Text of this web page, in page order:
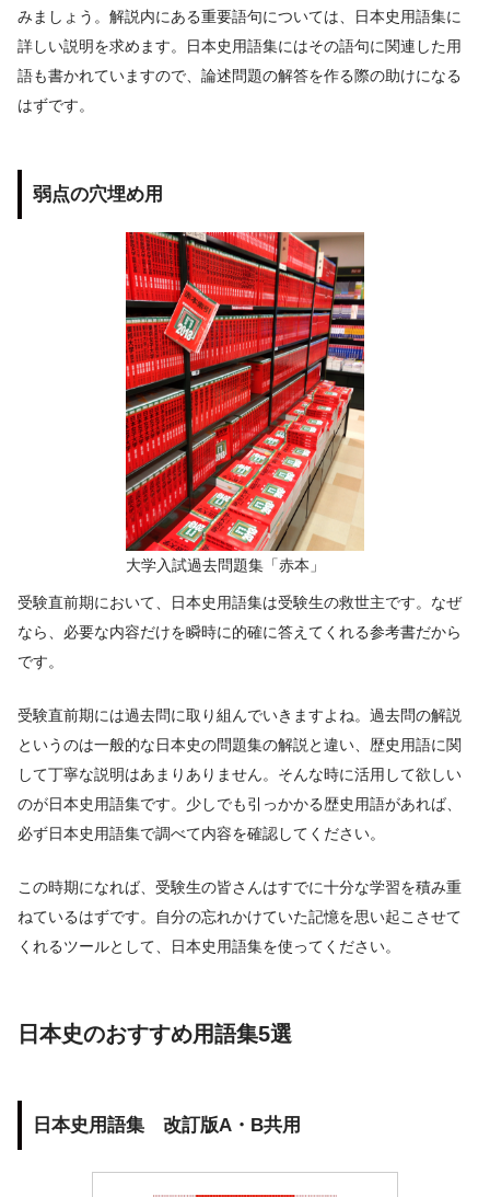
みましょう。解説内にある重要語句については、日本史用語集に
詳しい説明を求めます。日本史用語集にはその語句に関連した用
語も書かれていますので、論述問題の解答を作る際の助けになる
はずです。
弱点の穴埋め用
大学入試過去問題集「赤本」
受験直前期において、日本史用語集は受験生の救世主です。なぜ
なら、必要な内容だけを瞬時に的確に答えてくれる参考書だから
です。
受験直前期には過去問に取り組んでいきますよね。過去問の解説
というのは一般的な日本史の問題集の解説と違い、歴史用語に関
して丁寧な説明はあまりありません。そんな時に活用して欲しい
のが日本史用語集です。少しでも引っかかる歴史用語があれば、
必ず日本史用語集で調べて内容を確認してください。
この時期になれば、受験生の皆さんはすでに十分な学習を積み重
ねているはずです。自分の忘れかけていた記憶を思い起こさせて
くれるツールとして、日本史用語集を使ってください。
日本史のおすすめ用語集5選
日本史用語集 改訂版A・B共用